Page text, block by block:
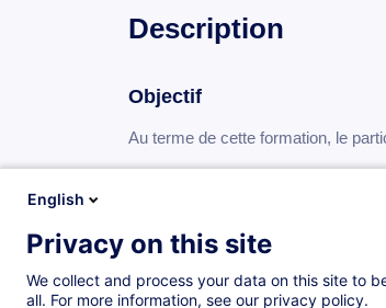
Description
Objectif
Au terme de cette formation, le
Identifier les leviers de
Connaître et maîtriser des
English
Privacy on this site
We collect and process your data on this site to
all. For more information, see our privacy policy.